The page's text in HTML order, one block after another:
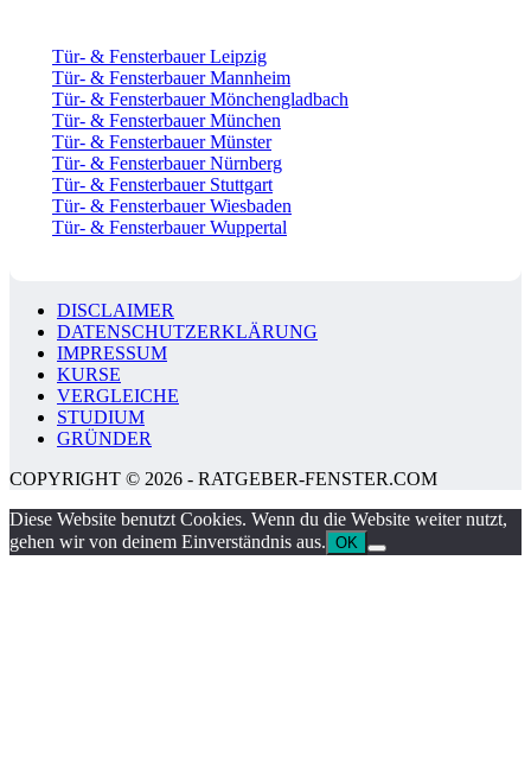
Tür- & Fensterbauer Leipzig
Tür- & Fensterbauer Mannheim
Tür- & Fensterbauer Mönchengladbach
Tür- & Fensterbauer München
Tür- & Fensterbauer Münster
Tür- & Fensterbauer Nürnberg
Tür- & Fensterbauer Stuttgart
Tür- & Fensterbauer Wiesbaden
Tür- & Fensterbauer Wuppertal
DISCLAIMER
DATENSCHUTZERKLÄRUNG
IMPRESSUM
KURSE
VERGLEICHE
STUDIUM
GRÜNDER
COPYRIGHT © 2026 - RATGEBER-FENSTER.COM
Diese Website benutzt Cookies. Wenn du die Website weiter nutzt,
gehen wir von deinem Einverständnis aus. OK